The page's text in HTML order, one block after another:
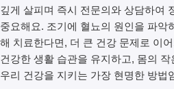
깊게 살피며 즉시 전문의와 상담하여
중요해요. 조기에 혈뇨의 원인을 파악
해 치료한다면, 더 큰 건강 문제로 이
건강한 생활 습관을 유지하고, 몸의 작
우리 건강을 지키는 가장 현명한 방법